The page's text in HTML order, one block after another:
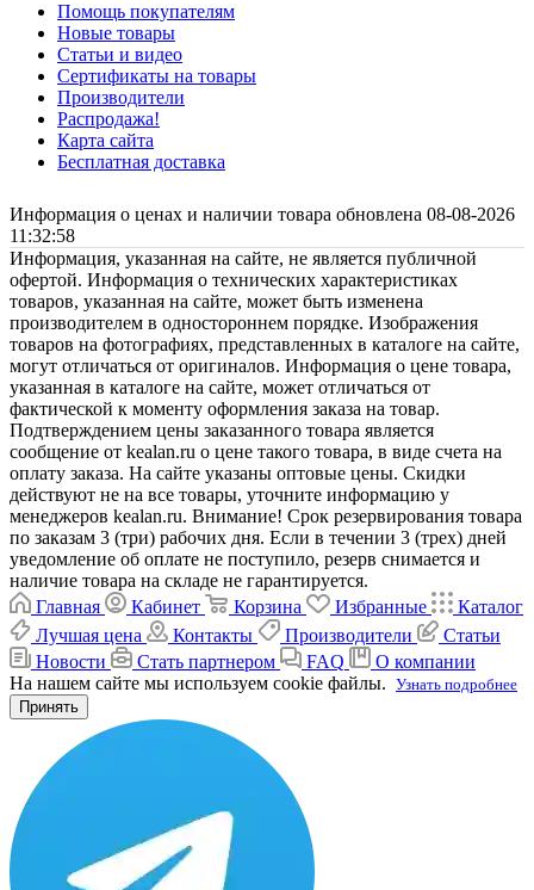
Помощь покупателям
Новые товары
Статьи и видео
Сертификаты на товары
Производители
Распродажа!
Карта сайта
Бесплатная доставка
Информация о ценах и наличии товара обновлена 08-08-2026
11:32:58
Информация, указанная на сайте, не является публичной
офертой. Информация о технических характеристиках
товаров, указанная на сайте, может быть изменена
производителем в одностороннем порядке. Изображения
товаров на фотографиях, представленных в каталоге на сайте,
могут отличаться от оригиналов. Информация о цене товара,
указанная в каталоге на сайте, может отличаться от
фактической к моменту оформления заказа на товар.
Подтверждением цены заказанного товара является
сообщение от kealan.ru о цене такого товара, в виде счета на
оплату заказа. На сайте указаны оптовые цены. Скидки
действуют не на все товары, уточните информацию у
менеджеров kealan.ru. Внимание! Срок резервирования товара
по заказам 3 (три) рабочих дня. Если в течении 3 (трех) дней
уведомление об оплате не поступило, резерв снимается и
наличие товара на складе не гарантируется.
Главная
Кабинет Корзина Избранные
Каталог
Лучшая цена
Контакты Производители
Статьи
Новости
Стать партнером FAQ
О компании
На нашем сайте мы используем cookie файлы. Узнать подробнее
Принять